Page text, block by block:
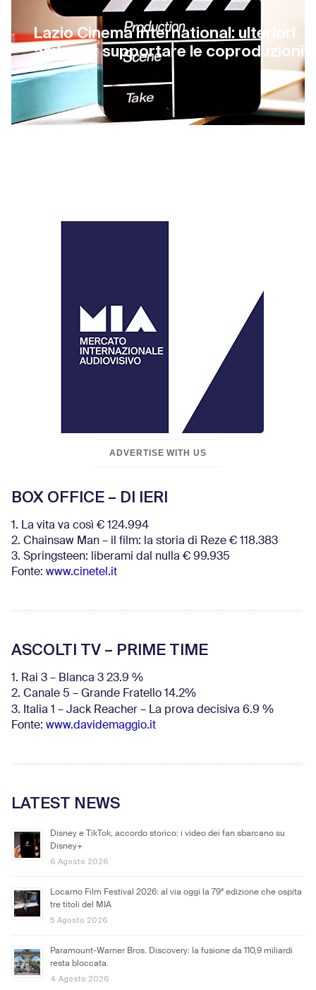
Lazio Cinema International: ulteriori
5mln per supportare le coproduzioni
ADVERTISE WITH US
BOX OFFICE – DI IERI
1. La vita va così € 124.994
2. Chainsaw Man – il film: la storia di Reze € 118.383
3. Springsteen: liberami dal nulla € 99.935
Fonte: www.cinetel.it
ASCOLTI TV – PRIME TIME
1. Rai 3 – Blanca 3 23.9 %
2. Canale 5 – Grande Fratello 14.2%
3. Italia 1 – Jack Reacher – La prova decisiva 6.9 %
Fonte: www.davidemaggio.it
LATEST NEWS
Disney e TikTok, accordo storico: i video dei fan sbarcano su
Disney+
6 Agosto 2026
Locarno Film Festival 2026: al via oggi la 79ª edizione che ospita
tre titoli del MIA
5 Agosto 2026
Paramount-Warner Bros. Discovery: la fusione da 110,9 miliardi
resta bloccata.
4 Agosto 2026